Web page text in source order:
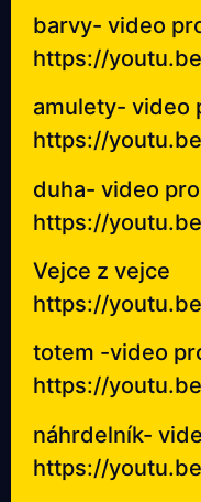
barvy- video
https://
amulety- video
https://
duha- video
https://
Vejce z vejce
https://
totem -video
https://
náhrdelník-
https://